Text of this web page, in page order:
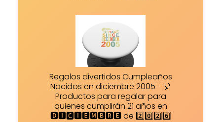
Regalos divertidos Cumpleaños
Nacidos en diciembre 2005 - 🎈
Productos para regalar para
quienes cumplirán 21 años en
🅳🅸🅲🅸🅴🅼🅱🆁🅴 de 2️⃣0️⃣2️⃣6️⃣